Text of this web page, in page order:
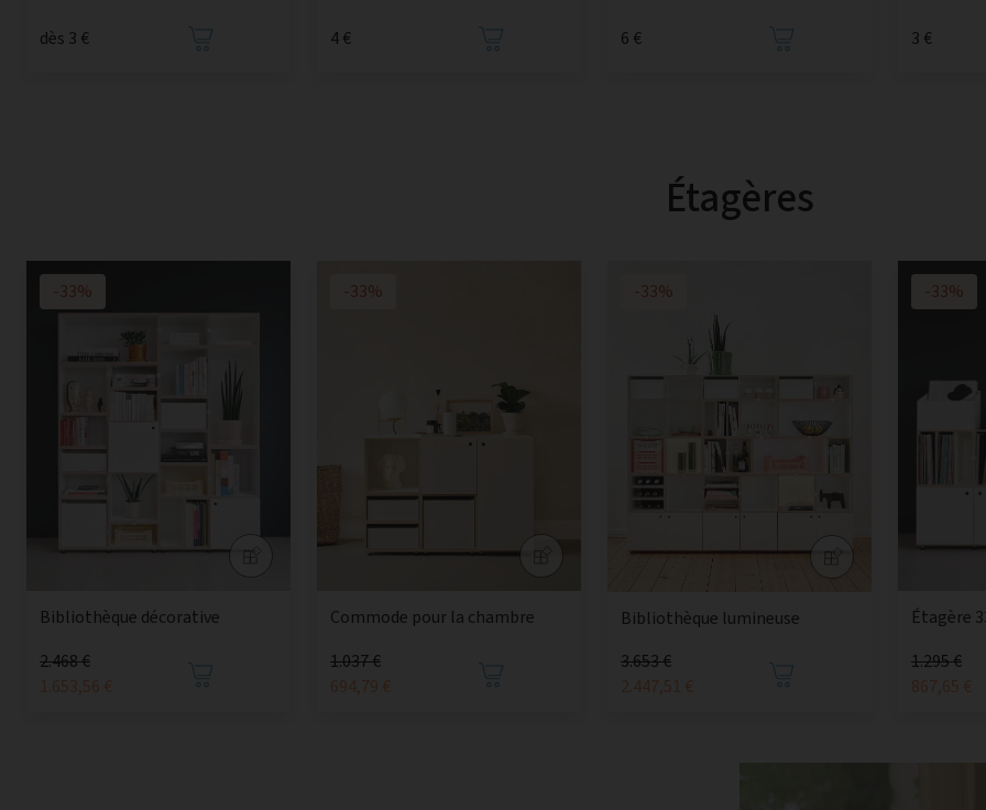
dès 3 € 4 € 6 € 3 €
Étagères
-33%
Bibliothèque décorative
2.468 €
1.653,56 €
-33%
Commode pour la chambre
1.037 €
694,79 €
-33%
Bibliothèque lumineuse
3.653 €
2.447,51 €
-33%
Étagère
1.295 €
867,65 €